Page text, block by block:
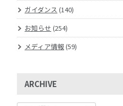
ガイダンス (140)
お知らせ (254)
メディア情報(59)
ARCHIVE